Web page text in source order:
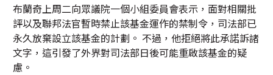
布蘭奇上周二向眾議院一個小組委員會表示，面對相關批
評以及聯邦法官暫時禁止該基金運作的禁制令，司法部已
永久放棄設立該基金的計劃。 不過，他拒絕將此承諾訴諸
文字，這引發了外界對司法部日後可能重啟該基金的疑
慮。